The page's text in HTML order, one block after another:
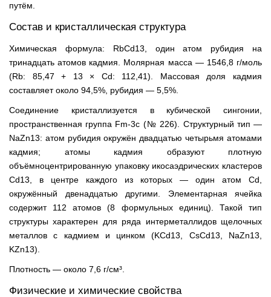
путём.
Состав и кристаллическая структура
Химическая формула: RbCd13, один атом рубидия на
тринадцать атомов кадмия. Молярная масса — 1546,8 г/моль
(Rb: 85,47 + 13 × Cd: 112,41). Массовая доля кадмия
составляет около 94,5%, рубидия — 5,5%.
Соединение кристаллизуется в кубической сингонии,
пространственная группа Fm-3c (№ 226). Структурный тип —
NaZn13: атом рубидия окружён двадцатью четырьмя атомами
кадмия; атомы кадмия образуют плотную
объёмноцентрированную упаковку икосаэдрических кластеров
Cd13, в центре каждого из которых — один атом Cd,
окружённый двенадцатью другими. Элементарная ячейка
содержит 112 атомов (8 формульных единиц). Такой тип
структуры характерен для ряда интерметаллидов щелочных
металлов с кадмием и цинком (KCd13, CsCd13, NaZn13,
KZn13).
Плотность — около 7,6 г/см³.
Физические и химические свойства